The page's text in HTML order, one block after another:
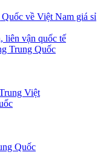
về Việt Nam giá sỉ
liên vận quốc tế
Trung Quốc
Việt
Quốc